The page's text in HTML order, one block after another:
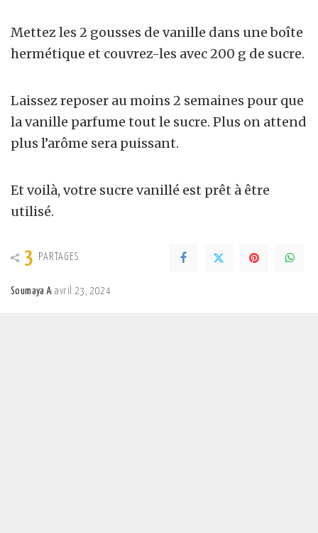
Mettez les 2 gousses de vanille dans une boîte
hermétique et couvrez-les avec 200 g de sucre.
Laissez reposer au moins 2 semaines pour que
la vanille parfume tout le sucre. Plus on attend
plus l’arôme sera puissant.
Et voilà, votre sucre vanillé est prêt à être
utilisé.
3 PARTAGES
Posted
Soumaya A avril 23, 2024